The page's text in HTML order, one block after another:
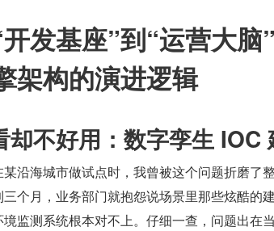
发基座”到“运营大
架构的演进逻辑
却不好用：数字孪生 IOC
某沿海城市做试点时，我曾被这个问题折磨了
三个月，业务部门就抱怨说场景里那些炫酷的
境监测系统根本对不上。仔细一查，问题出在